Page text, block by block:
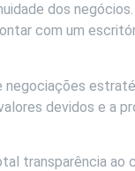
dos negócios.
com um
negociações
devidos e a
transparência ao